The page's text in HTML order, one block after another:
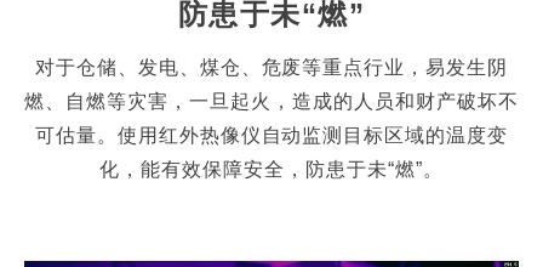
防患于未“燃”
对于仓储、发电、煤仓、危废等重点行业，易发生阴
燃、自燃等灾害，一旦起火，造成的人员和财产破坏不
可估量。使用红外热像仪自动监测目标区域的温度变
化，能有效保障安全，防患于未“燃”。